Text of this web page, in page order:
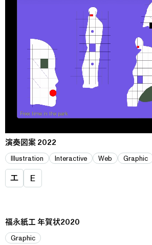
演奏図案 2022
Illustration Interactive Web Graphic
エ E
福永紙工 年賀状2020
Graphic